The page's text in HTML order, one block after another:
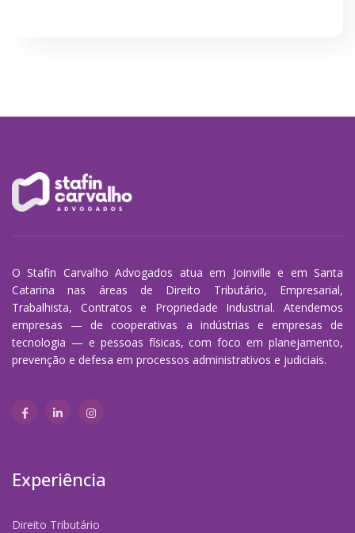
O Stafin Carvalho Advogados atua em Joinville e em Santa
Catarina nas áreas de Direito Tributário, Empresarial,
Trabalhista, Contratos e Propriedade Industrial. Atendemos
empresas — de cooperativas a indústrias e empresas de
tecnologia — e pessoas físicas, com foco em planejamento,
prevenção e defesa em processos administrativos e judiciais.
Experiência
Direito Tributário